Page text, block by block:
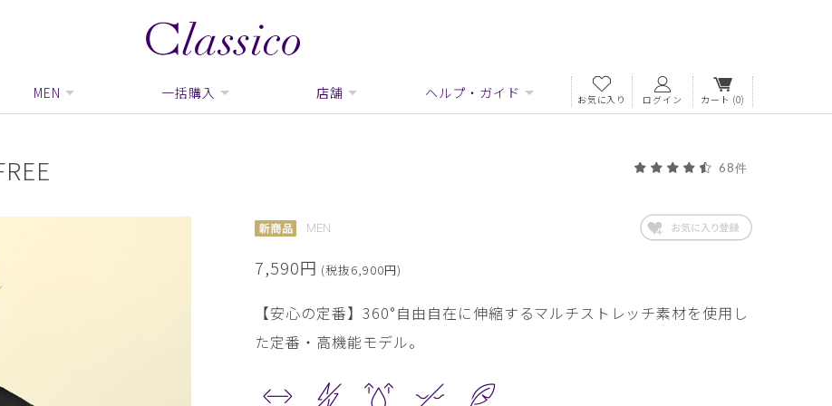
MEN 一括購入 店舗 ヘルプ・ガイド お気に入り ログイン カート (0)
68件
MEN
7,590円 (税抜6,900円)
【安心の定番】360°自由自在に伸縮するマルチストレッチ素材を使用し
た定番・高機能モデル。